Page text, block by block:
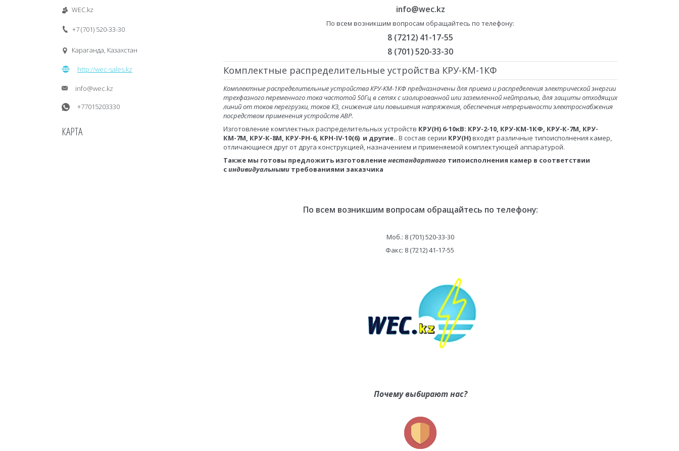
info@wec.kz
По всем возникшим вопросам обращайтесь по телефону:
8 (7212) 41-17-55
8 (701) 520-33-30
Комплектные распределительные устройства КРУ-КМ-1КФ
Комплектные распределительные устройства КРУ-КМ-1КФпредназначены для приема и распределения электрической энергии
трехфазного переменного тока частотой 50Гц в сетях с изолированной или заземленной нейтралью, для защиты отходящих
линий от токов перегрузки, токов КЗ, снижения или повышения напряжения, обеспечения непрерывности электроснабжения
посредством применения устройств АВР.
Изготовление комплектных распределительных устройств КРУ(Н) 6-10кВ: КРУ-2-10, КРУ-КМ-1КФ, КРУ-К-7М, КРУ-
КМ-7М, КРУ-К-8М, КРУ-РН-6, КРН-IV-10(6) и другие.. В состав серии КРУ(Н)входят различные типоисполнения камер,
отличающиеся друг от друга конструкцией, назначением и применяемой комплектующей аппаратурой.
Также мы готовы предложить изготовлениенестандартного типоисполнения камер в соответствии
синдивидуальными требованиями заказчика
По всем возникшим вопросам обращайтесь по телефону:
Моб.: 8 (701) 520-33-30
Факс: 8 (7212) 41-17-55
Почему выбирают нас?
WEC.kz
+7 (701) 520-33-30
Караганда, Казахстан
http://wec-sales.kz
info@wec.kz
+77015203330
КАРТА